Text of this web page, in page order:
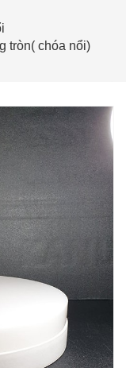
tròn( chóa nổi)